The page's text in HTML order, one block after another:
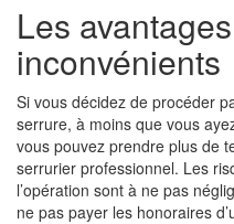
Les
inconvénients
Si vous décidez de procéder
serrure, à moins que vous
vous pouvez prendre plus de
serrurier professionnel. Les
l’opération sont à ne pas
ne pas payer les honoraires